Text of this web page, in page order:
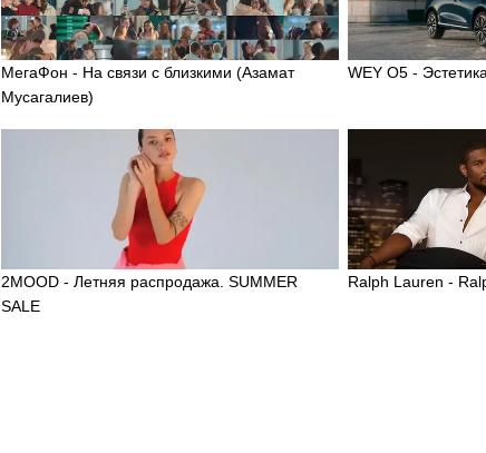
МегаФон - На связи с близкими (Азамат
Мусагалиев)
WEY O5 -
2MOOD - Летняя распродажа. SUMMER
SALE
Ralph Lauren -